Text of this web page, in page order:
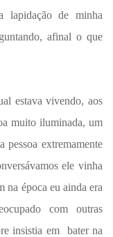
lapidação de minha
afinal o que
estava vivendo, aos
muito iluminada, um
extremamente
ele vinha
na época eu ainda era
com outras
insistia em bater na